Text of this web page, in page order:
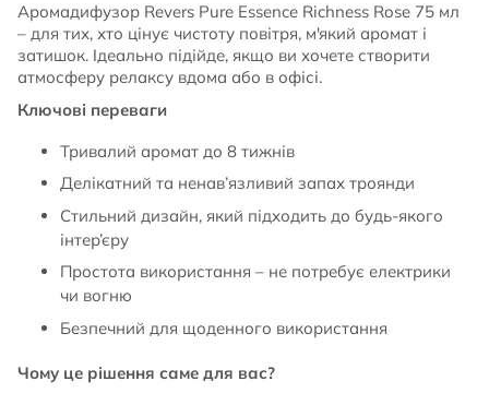
Аромадифузор Revers Pure Essence Richness Rose 75 мл
– для тих, хто цінує чистоту повітря, м'який аромат і
затишок. Ідеально підійде, якщо ви хочете створити
атмосферу релаксу вдома або в офісі.
Ключові переваги
Тривалий аромат до 8 тижнів
Делікатний та ненав’язливий запах троянди
Стильний дизайн, який підходить до будь-якого
інтер’єру
Простота використання – не потребує електрики
чи вогню
Безпечний для щоденного використання
Чому це рішення саме для вас?